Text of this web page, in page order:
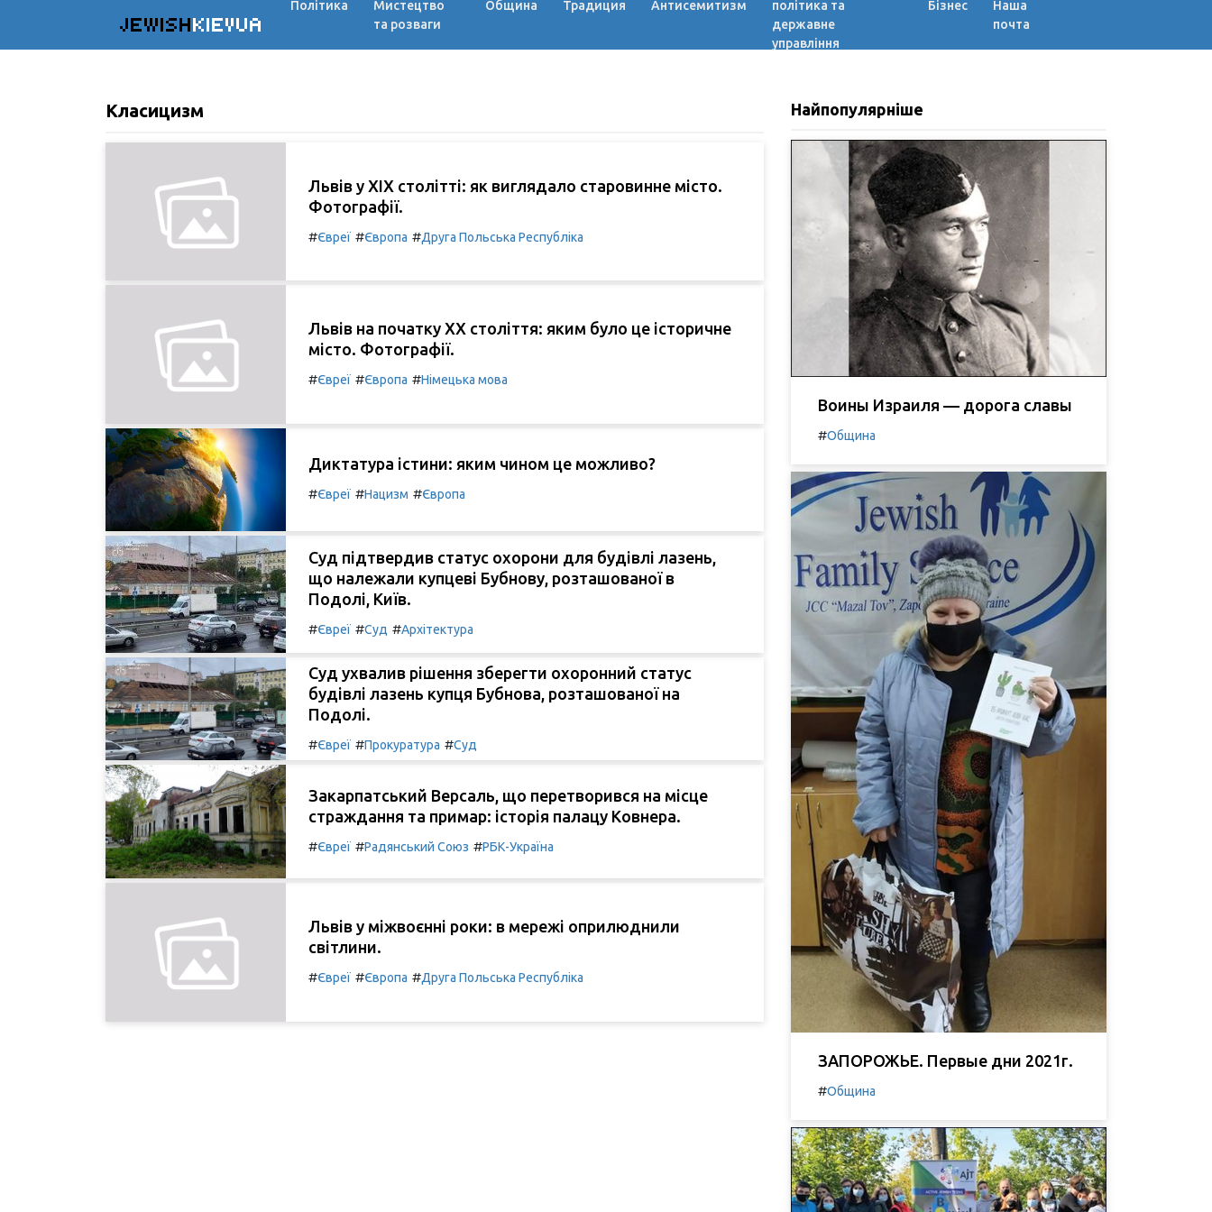
JEWISHKIEVUA
Політика
Мистецтво
та розваги
Община Традиция Антисемитизм
політика та
державне
управління
Бізнес
Наша
почта
Класицизм
Львів у XIX столітті: як виглядало старовинне місто.
Фотографії.
#Євреї #Європа #Друга Польська Республіка
Львів на початку XX століття: яким було це історичне
місто. Фотографії.
#Євреї #Європа #Німецька мова
Диктатура істини: яким чином це можливо?
#Євреї #Нацизм #Європа
Суд підтвердив статус охорони для будівлі лазень,
що належали купцеві Бубнову, розташованої в
Подолі, Київ.
#Євреї #Суд #Архітектура
Суд ухвалив рішення зберегти охоронний статус
будівлі лазень купця Бубнова, розташованої на
Подолі.
#Євреї #Прокуратура #Суд
Закарпатський Версаль, що перетворився на місце
страждання та примар: історія палацу Ковнера.
#Євреї #Радянський Союз #РБК-Україна
Львів у міжвоєнні роки: в мережі оприлюднили
світлини.
#Євреї #Європа #Друга Польська Республіка
Найпопулярніше
Воины Израиля — дорога славы
#Община
ЗАПОРОЖЬЕ. Первые дни 2021г.
#Община